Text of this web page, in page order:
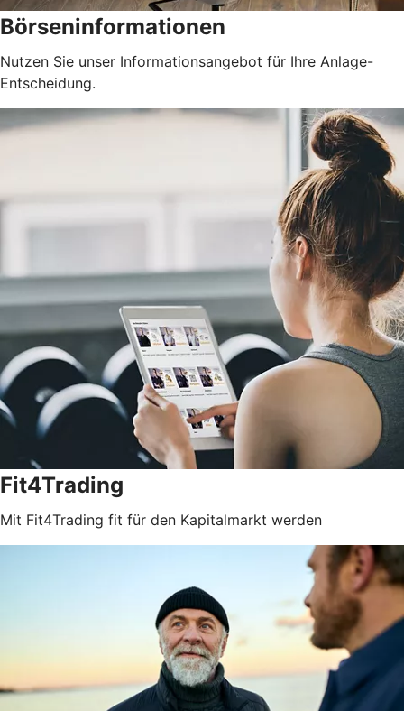
Börseninformationen
Nutzen Sie unser Informationsangebot für Ihre Anlage-
Entscheidung.
Fit4Trading
Mit Fit4Trading fit für den Kapitalmarkt werden